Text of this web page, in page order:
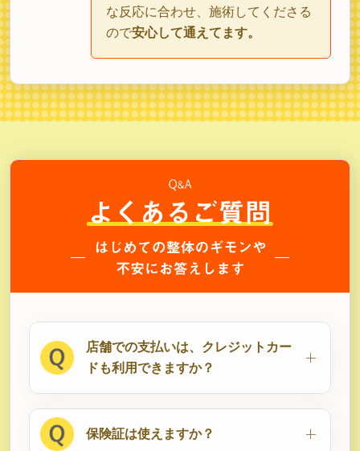
な反応に合わせ、施術してくださる
ので安心して通えてます。
店舗での支払いは、クレジットカー
ドも利用できますか？
保険証は使えますか？